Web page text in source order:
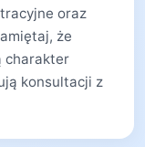
oraz
że
charakter
konsultacji z